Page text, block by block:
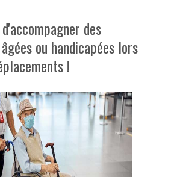
des
ou handicapées lors
!